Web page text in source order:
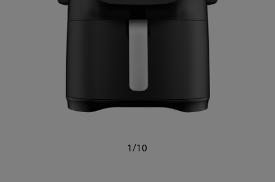
Toshiba
74CS1TRID(H)
1/10